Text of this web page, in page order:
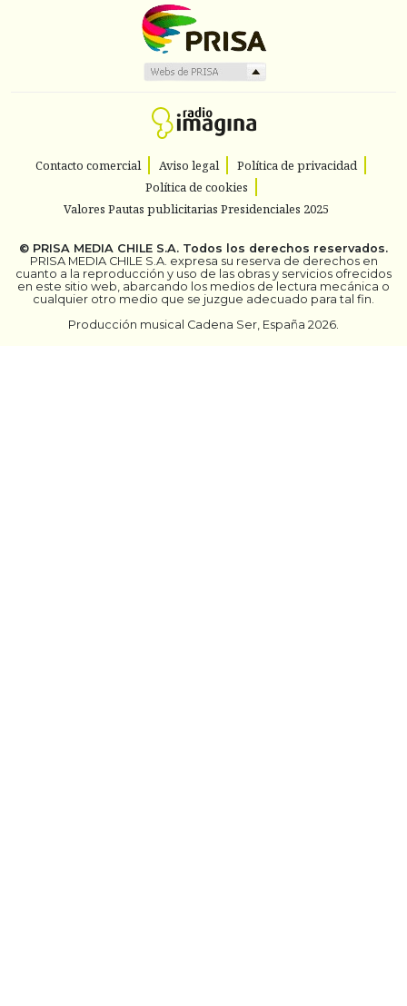
Contacto comercial Aviso legal
Política de privacidad
Política de cookies
Valores Pautas publicitarias Presidenciales 2025
© PRISA MEDIA CHILE S.A. Todos los derechos reservados.
PRISA MEDIA CHILE S.A. expresa su reserva de derechos en
cuanto a la reproducción y uso de las obras y servicios ofrecidos
en este sitio web, abarcando los medios de lectura mecánica o
cualquier otro medio que se juzgue adecuado para tal fin.
Producción musical Cadena Ser, España 2026.